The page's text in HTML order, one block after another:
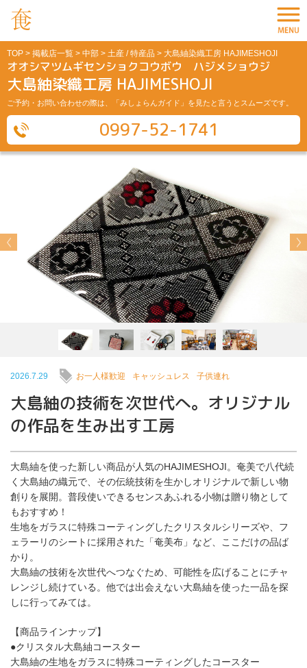
TOP > 掲載店一覧 > 中部 > 土産 / 特産品 > 大島紬染織工房 HAJIMESHOJI
オオシマツムギセンショクコウボウ ハジメショウジ
大島紬染織工房 HAJIMESHOJI
ご予約・お問い合わせの際は、「みしょらんガイド」を見たと言うとスムーズです。
0997-52-1741
Previous
2026.7.29 お一人様歓迎 キャッシュレス 子供連れ
大島紬の技術を次世代へ。オリジナル
の作品を生み出す工房
大島紬を使った新しい商品が人気のHAJIMESHOJI。奄美で八代続
く大島紬の織元で、その伝統技術を生かしオリジナルで新しい物
創りを展開。普段使いできるセンスあふれる小物は贈り物として
もおすすめ！
生地をガラスに特殊コーティングしたクリスタルシリーズや、フ
ェラーリのシートに採用された「奄美布」など、ここだけの品ば
かり。
大島紬の技術を次世代へつなぐため、可能性を広げることにチャ
レンジし続けている。他では出会えない大島紬を使った一品を探
しに行ってみては。
【商品ラインナップ】
●クリスタル大島紬コースター
大島紬の生地をガラスに特殊コーティングしたコースター